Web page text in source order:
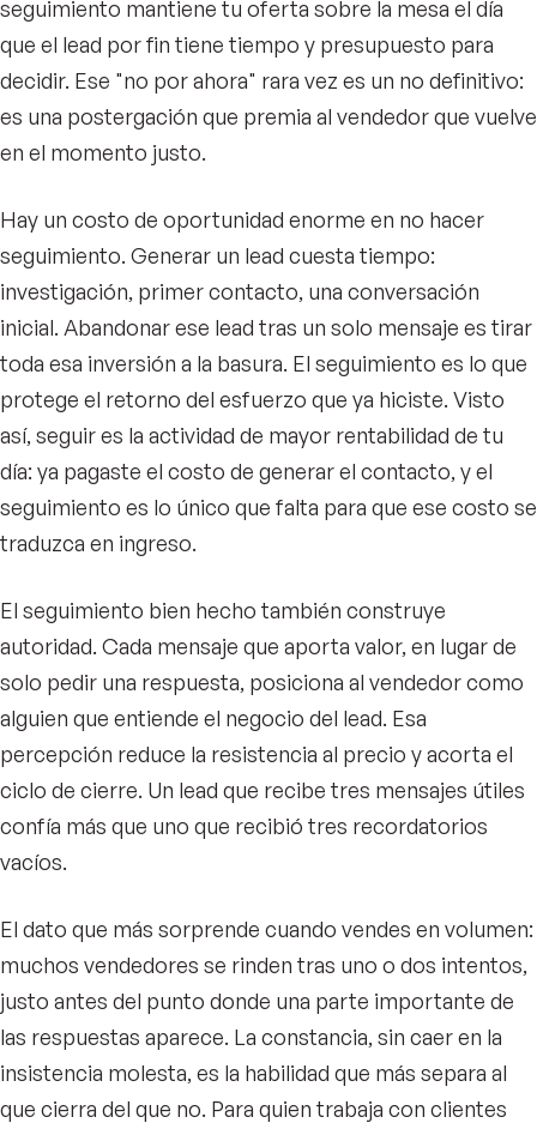
seguimiento mantiene tu oferta sobre la mesa el día
que el lead por fin tiene tiempo y presupuesto para
decidir. Ese "no por ahora" rara vez es un no definitivo:
es una postergación que premia al vendedor que vuelve
en el momento justo.
Hay un costo de oportunidad enorme en no hacer
seguimiento. Generar un lead cuesta tiempo:
investigación, primer contacto, una conversación
inicial. Abandonar ese lead tras un solo mensaje es tirar
toda esa inversión a la basura. El seguimiento es lo que
protege el retorno del esfuerzo que ya hiciste. Visto
así, seguir es la actividad de mayor rentabilidad de tu
día: ya pagaste el costo de generar el contacto, y el
seguimiento es lo único que falta para que ese costo se
traduzca en ingreso.
El seguimiento bien hecho también construye
autoridad. Cada mensaje que aporta valor, en lugar de
solo pedir una respuesta, posiciona al vendedor como
alguien que entiende el negocio del lead. Esa
percepción reduce la resistencia al precio y acorta el
ciclo de cierre. Un lead que recibe tres mensajes útiles
confía más que uno que recibió tres recordatorios
vacíos.
El dato que más sorprende cuando vendes en volumen:
muchos vendedores se rinden tras uno o dos intentos,
justo antes del punto donde una parte importante de
las respuestas aparece. La constancia, sin caer en la
insistencia molesta, es la habilidad que más separa al
que cierra del que no. Para quien trabaja con clientes